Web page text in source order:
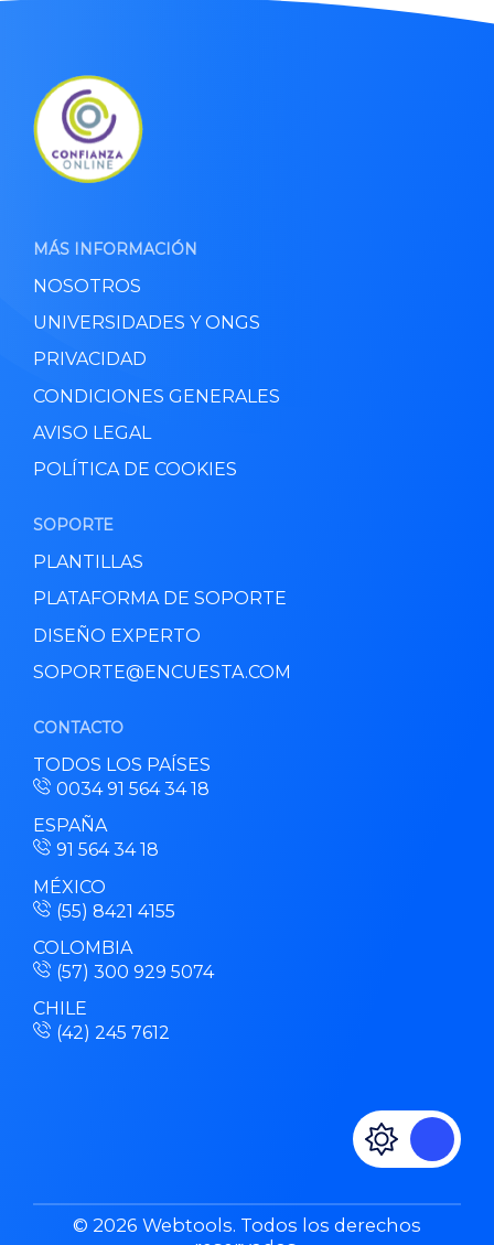
MÁS INFORMACIÓN
NOSOTROS
UNIVERSIDADES Y ONGS
PRIVACIDAD
CONDICIONES GENERALES
AVISO LEGAL
POLÍTICA DE COOKIES
SOPORTE
PLANTILLAS
PLATAFORMA DE SOPORTE
DISEÑO EXPERTO
SOPORTE@ENCUESTA.COM
CONTACTO
TODOS LOS PAÍSES
0034 91 564 34 18
ESPAÑA
91 564 34 18
MÉXICO
(55) 8421 4155
COLOMBIA
(57) 300 929 5074
CHILE
(42) 245 7612
© 2026 Webtools. Todos los derechos